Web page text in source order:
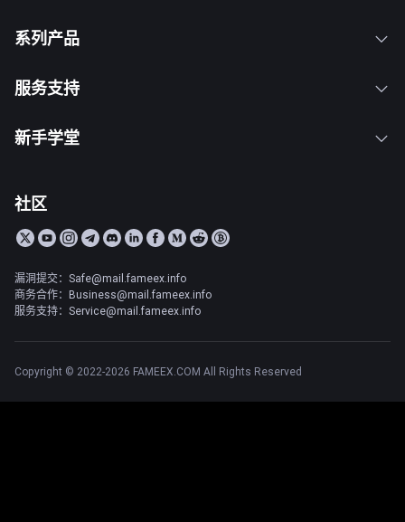
系列产品
服务支持
新手学堂
社区
漏洞提交：Safe@mail.fameex.info
商务合作：Business@mail.fameex.info
服务支持：Service@mail.fameex.info
Copyright © 2022-2026 FAMEEX.COM All Rights Reserved